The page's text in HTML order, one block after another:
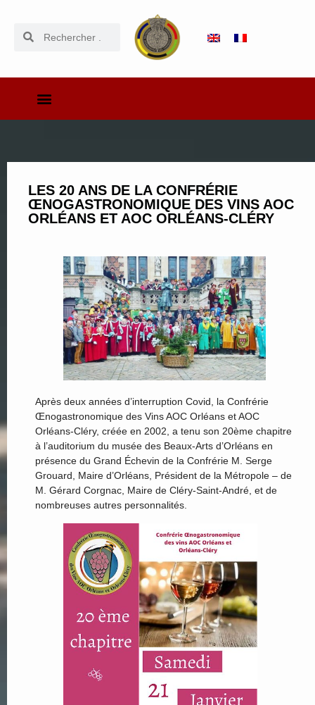
LES 20 ANS DE LA CONFRÉRIE
ŒNOGASTRONOMIQUE DES VINS AOC
ORLÉANS ET AOC ORLÉANS-CLÉRY
Après deux années d’interruption Covid, la Confrérie
Œnogastronomique des Vins AOC Orléans et AOC
Orléans-Cléry, créée en 2002, a tenu son 20ème chapitre
à l’auditorium du musée des Beaux-Arts d’Orléans en
présence du Grand Échevin de la Confrérie M. Serge
Grouard, Maire d’Orléans, Président de la Métropole – de
M. Gérard Corgnac, Maire de Cléry-Saint-André, et de
nombreuses autres personnalités.